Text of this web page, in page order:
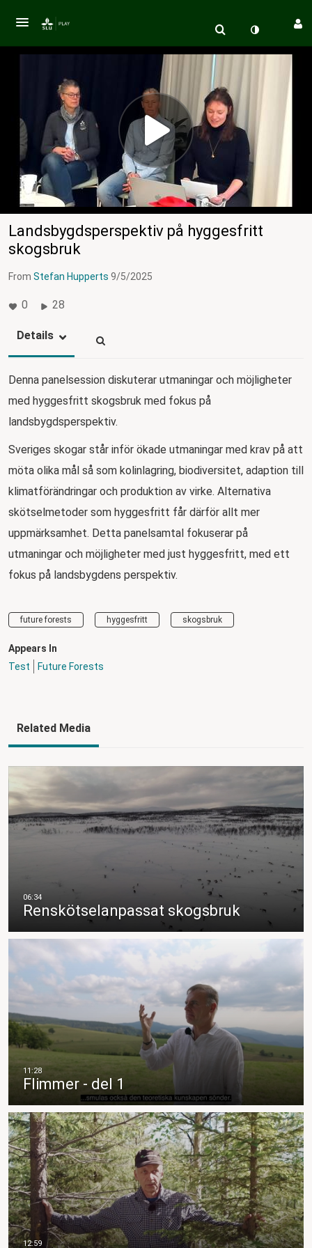
Landsbygdsperspektiv på hyggesfritt
skogsbruk
From Stefan Hupperts 9/5/2025
0 28
Details
Denna panelsession diskuterar utmaningar och möjligheter
med hyggesfritt skogsbruk med fokus på
landsbygdsperspektiv.
Sveriges skogar står inför ökade utmaningar med krav på att
möta olika mål så som kolinlagring, biodiversitet, adaption till
klimatförändringar och produktion av virke. Alternativa
skötselmetoder som hyggesfritt får därför allt mer
uppmärksamhet. Detta panelsamtal fokuserar på
utmaningar och möjligheter med just hyggesfritt, med ett
fokus på landsbygdens perspektiv.
future forests hyggesfritt skogsbruk
Appears In
Test
Future Forests
Related Media
Renskötselanpassat skogsbruk
Flimmer - del 1